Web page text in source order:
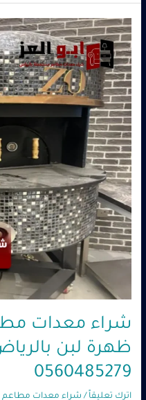
شراء معدات
ظهرة لبن
0560485279
اترك تعليقاً / شراء معدات مطاعم
شراء
معدات
مطاعم
مستعملة
حي
ظهرة
لبن
بالرياض
–
أبو
العز
–
0560485279